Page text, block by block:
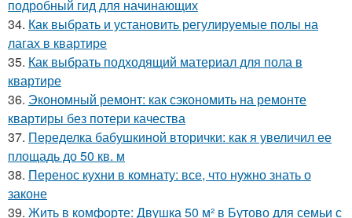
подробный гид для начинающих
34. Как выбрать и установить регулируемые полы на
лагах в квартире
35. Как выбрать подходящий материал для пола в
квартире
36. Экономный ремонт: как сэкономить на ремонте
квартиры без потери качества
37. Переделка бабушкиной вторички: как я увеличил ее
площадь до 50 кв. м
38. Перенос кухни в комнату: все, что нужно знать о
законе
39. Жить в комфорте: Двушка 50 м² в Бутово для семьи с